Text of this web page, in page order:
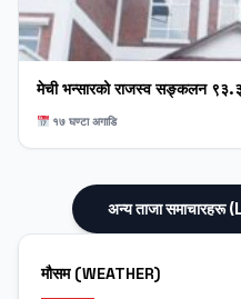
मेची भन्सारको राजस्व सङ्कलन
१७ घण्टा अगाडि
अन्य ताजा
मौसम (WEATHER)